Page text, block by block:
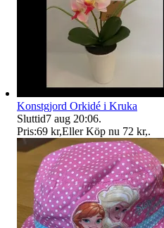
Konstgjord Orkidé i Kruka
Sluttid7 aug 20:06.
Pris:69 kr,Eller Köp nu 72 kr,.